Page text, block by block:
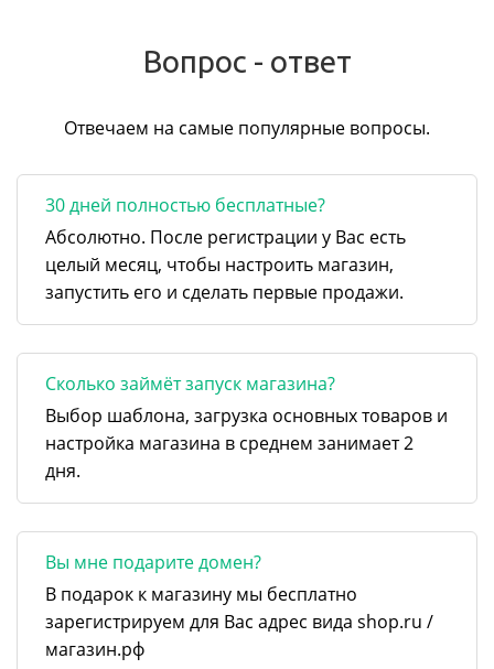
Вопрос - ответ
Отвечаем на самые популярные вопросы.
30 дней полностью бесплатные?
Абсолютно. После регистрации у Вас есть
целый месяц, чтобы настроить магазин,
запустить его и сделать первые продажи.
Сколько займёт запуск магазина?
Выбор шаблона, загрузка основных товаров и
настройка магазина в среднем занимает 2
дня.
Вы мне подарите домен?
В подарок к магазину мы бесплатно
зарегистрируем для Вас адрес вида shop.ru /
магазин.рф